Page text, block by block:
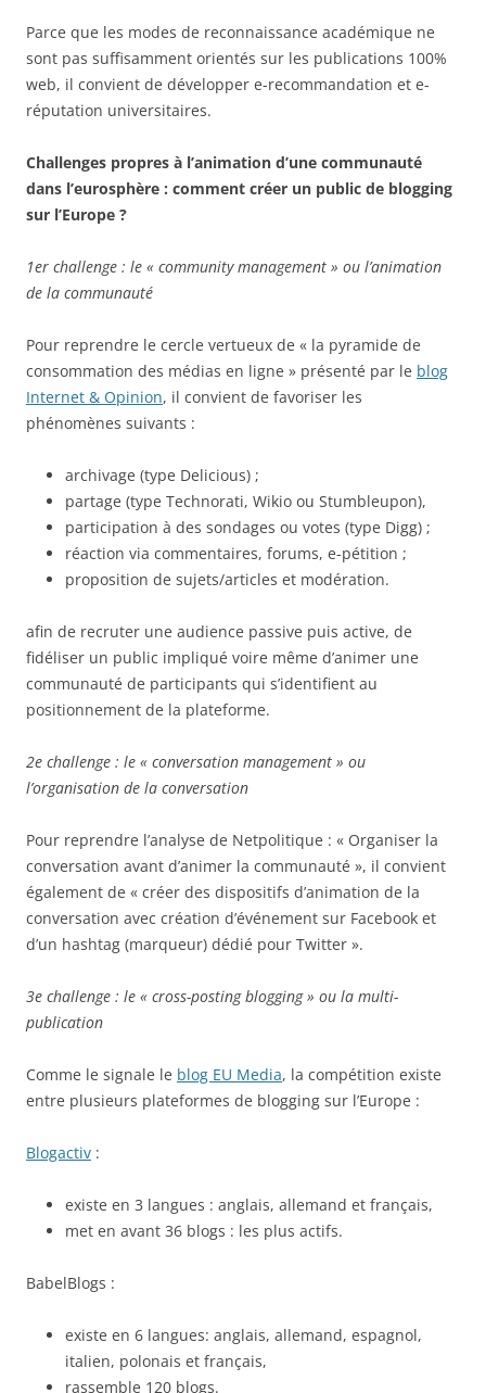
Parce que les modes de reconnaissance académique ne
sont pas suffisamment orientés sur les publications 100%
web, il convient de développer e-recommandation et e-
réputation universitaires.
Challenges propres à l’animation d’une communauté
dans l’eurosphère : comment créer un public de blogging
sur l’Europe ?
1er challenge : le « community management » ou l’animation
de la communauté
Pour reprendre le cercle vertueux de « la pyramide de
consommation des médias en ligne » présenté par le blog
Internet & Opinion, il convient de favoriser les
phénomènes suivants :
archivage (type Delicious) ;
partage (type Technorati, Wikio ou Stumbleupon),
participation à des sondages ou votes (type Digg) ;
réaction via commentaires, forums, e-pétition ;
proposition de sujets/articles et modération.
afin de recruter une audience passive puis active, de
fidéliser un public impliqué voire même d’animer une
communauté de participants qui s’identifient au
positionnement de la plateforme.
2e challenge : le « conversation management » ou
l’organisation de la conversation
Pour reprendre l’analyse de Netpolitique : « Organiser la
conversation avant d’animer la communauté », il convient
également de « créer des dispositifs d’animation de la
conversation avec création d’événement sur Facebook et
d’un hashtag (marqueur) dédié pour Twitter ».
3e challenge : le « cross-posting blogging » ou la multi-
publication
Comme le signale le blog EU Media, la compétition existe
entre plusieurs plateformes de blogging sur l’Europe :
Blogactiv :
existe en 3 langues : anglais, allemand et français,
met en avant 36 blogs : les plus actifs.
BabelBlogs :
existe en 6 langues: anglais, allemand, espagnol,
italien, polonais et français,
rassemble 120 blogs.